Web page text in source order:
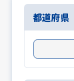
都道府県